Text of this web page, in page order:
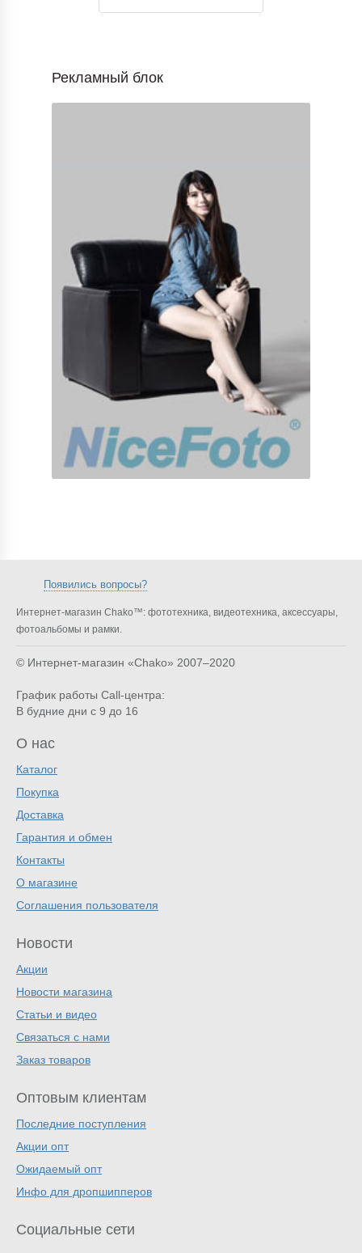
Рекламный блок
Появились вопросы?
Интернет-магазин Chako™: фототехника, видеотехника, аксессуары,
фотоальбомы и рамки.
© Интернет-магазин «Chako» 2007–2020
График работы Call-центра:
В будние дни с 9 до 16
О нас
Каталог
Покупка
Доставка
Гарантия и обмен
Контакты
О магазине
Соглашения пользователя
Новости
Акции
Новости магазина
Статьи и видео
Связаться с нами
Заказ товаров
Оптовым клиентам
Последние поступления
Акции опт
Ожидаемый опт
Инфо для дропшипперов
Социальные сети